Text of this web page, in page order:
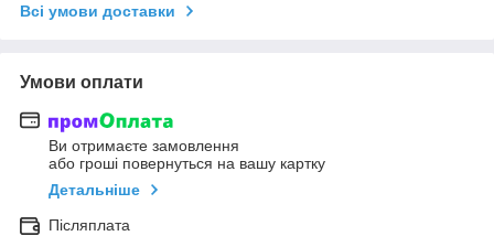
Всі умови доставки
Умови оплати
Ви отримаєте замовлення
або гроші повернуться на вашу картку
Детальніше
Післяплата